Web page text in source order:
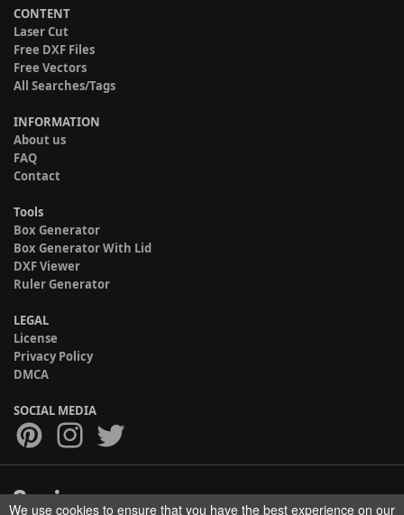
CONTENT
Laser Cut
Free DXF Files
Free Vectors
All Searches/Tags
INFORMATION
About us
FAQ
Contact
Tools
Box Generator
Box Generator With Lid
DXF Viewer
Ruler Generator
LEGAL
License
Privacy Policy
DMCA
SOCIAL MEDIA
We use cookies to ensure that you have the best experience on our